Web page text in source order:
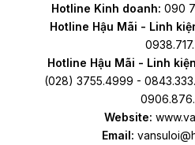
Hotline Kinh doanh: 090
Hotline Hậu Mãi - Linh
Hotline Hậu Mãi - Linh
(028) 3755.4999 -
Website:
Email: